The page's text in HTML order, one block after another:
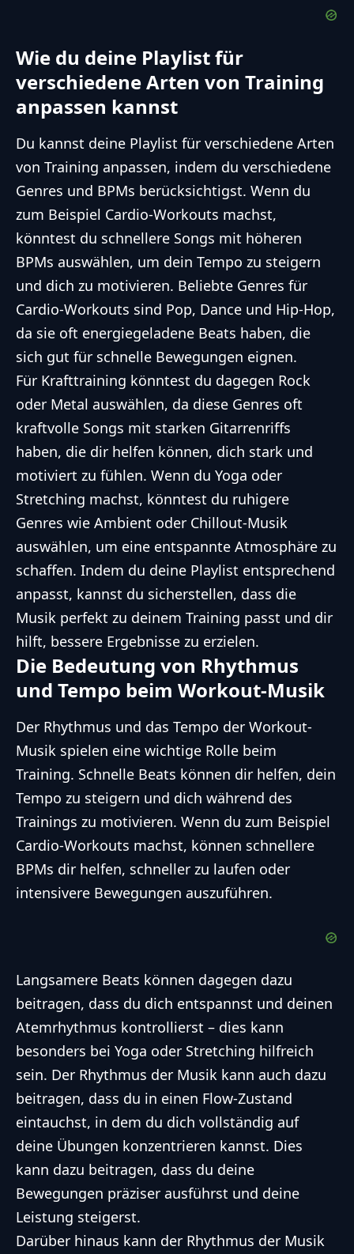
Wie du deine Playlist für
verschiedene Arten von Training
anpassen kannst
Du kannst deine Playlist für verschiedene Arten
von Training anpassen, indem du verschiedene
Genres und BPMs berücksichtigst. Wenn du
zum Beispiel Cardio-Workouts machst,
könntest du schnellere Songs mit höheren
BPMs auswählen, um dein Tempo zu steigern
und dich zu motivieren. Beliebte Genres für
Cardio-Workouts sind Pop, Dance und Hip-Hop,
da sie oft energiegeladene Beats haben, die
sich gut für schnelle Bewegungen eignen.
Für Krafttraining könntest du dagegen Rock
oder Metal auswählen, da diese Genres oft
kraftvolle Songs mit starken Gitarrenriffs
haben, die dir helfen können, dich stark und
motiviert zu fühlen. Wenn du Yoga oder
Stretching machst, könntest du ruhigere
Genres wie Ambient oder Chillout-Musik
auswählen, um eine entspannte Atmosphäre zu
schaffen. Indem du deine Playlist entsprechend
anpasst, kannst du sicherstellen, dass die
Musik perfekt zu deinem Training passt und dir
hilft, bessere Ergebnisse zu erzielen.
Die Bedeutung von Rhythmus
und Tempo beim Workout-Musik
Der Rhythmus und das Tempo der Workout-
Musik spielen eine wichtige Rolle beim
Training. Schnelle Beats können dir helfen, dein
Tempo zu steigern und dich während des
Trainings zu motivieren. Wenn du zum Beispiel
Cardio-Workouts machst, können schnellere
BPMs dir helfen, schneller zu laufen oder
intensivere Bewegungen auszuführen.
Langsamere Beats können dagegen dazu
beitragen, dass du dich entspannst und deinen
Atemrhythmus kontrollierst – dies kann
besonders bei Yoga oder Stretching hilfreich
sein. Der Rhythmus der Musik kann auch dazu
beitragen, dass du in einen Flow-Zustand
eintauchst, in dem du dich vollständig auf
deine Übungen konzentrieren kannst. Dies
kann dazu beitragen, dass du deine
Bewegungen präziser ausführst und deine
Leistung steigerst.
Darüber hinaus kann der Rhythmus der Musik